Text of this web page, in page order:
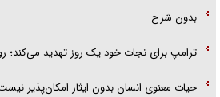
بدون شرح
ترامپ برای نجات خود یک روز تهدید می‌کند؛
حیات معنوی انسان بدون ایثار امکان‌پذیر